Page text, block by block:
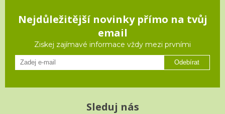
Nejdůležitější novinky přímo na tvůj
email
Ziskej zajímavé informace vždy mezi prvními
Odebírat
Sleduj nás